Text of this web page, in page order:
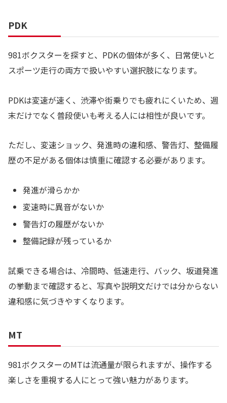
PDK
981ボクスターを探すと、PDKの個体が多く、日常使いと
スポーツ走行の両方で扱いやすい選択肢になります。
PDKは変速が速く、渋滞や街乗りでも疲れにくいため、週
末だけでなく普段使いも考える人には相性が良いです。
ただし、変速ショック、発進時の違和感、警告灯、整備履
歴の不足がある個体は慎重に確認する必要があります。
発進が滑らかか
変速時に異音がないか
警告灯の履歴がないか
整備記録が残っているか
試乗できる場合は、冷間時、低速走行、バック、坂道発進
の挙動まで確認すると、写真や説明文だけでは分からない
違和感に気づきやすくなります。
MT
981ボクスターのMTは流通量が限られますが、操作する
楽しさを重視する人にとって強い魅力があります。